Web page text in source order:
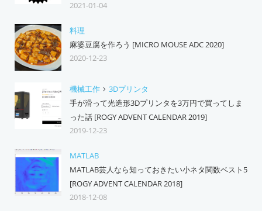
2021-01-04
料理
麻婆豆腐を作ろう [MICRO MOUSE ADC 2020]
2020-12-23
機械工作
3Dプリンタ
手が滑って光造形3Dプリンタを3万円で買ってしま
った話 [ROGY ADVENT CALENDAR 2019]
2019-12-23
MATLAB
MATLAB芸人なら知っておきたい小ネタ関数ベスト5
[ROGY ADVENT CALENDAR 2018]
2018-12-08